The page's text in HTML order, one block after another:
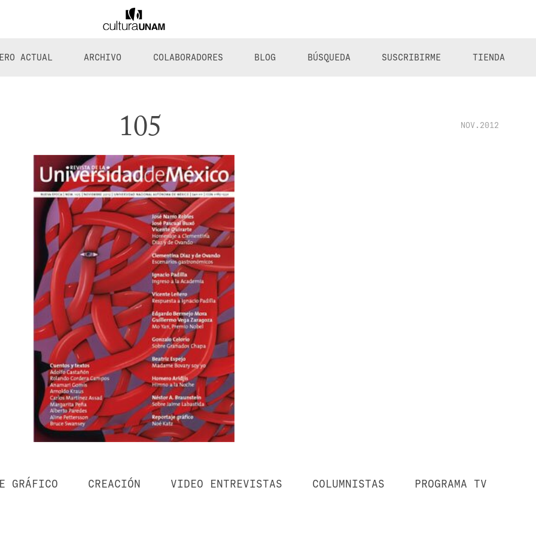
ACTUAL ARCHIVO COLABORADORES BLOG BÚSQUEDA SUSCRIBIRME TIENDA
105 NOV.2012
GRÁFICO CREACIÓN VIDEO ENTREVISTAS COLUMNISTAS PROGRAMA TV